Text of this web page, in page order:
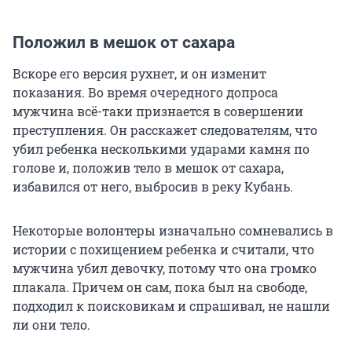
Положил в мешок от сахара
Вскоре его версия рухнет, и он изменит
показания. Во время очередного допроса
мужчина всё-таки признается в совершении
преступления. Он расскажет следователям, что
убил ребенка несколькими ударами камня по
голове и, положив тело в мешок от сахара,
избавился от него, выбросив в реку Кубань.
Некоторые волонтеры изначально сомневались в
истории с похищением ребенка и считали, что
мужчина убил девочку, потому что она громко
плакала. Причем он сам, пока был на свободе,
подходил к поисковикам и спрашивал, не нашли
ли они тело.